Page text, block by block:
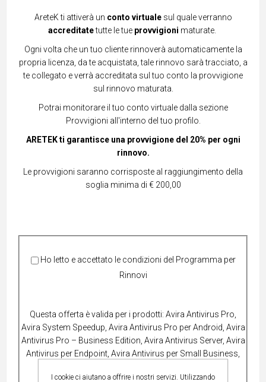
AreteK ti attiverà un conto virtualesul quale verranno
accreditatetutte le tue provvigioni maturate.
Ogni volta che un tuo cliente rinnoverà automaticamente la
propria licenza, da te acquistata, tale rinnovo sarà tracciato, a
te collegato e verrà accreditata sul tuo conto la provvigione
sul rinnovo maturata.
Potrai monitorare il tuo conto virtuale dalla sezione
Provvigioni all'interno del tuo profilo.
ARETEK ti garantisce una provvigione del 20% per ogni
rinnovo.
Le provvigioni saranno corrisposte al raggiungimento della
soglia minima di € 200,00
Ho letto e accettato le condizioni del Programma per
Rinnovi
Questa offerta è valida per i prodotti: Avira Antivirus Pro,
Avira System Speedup, Avira Antivirus Pro per Android, Avira
Antivirus Pro – Business Edition, Avira Antivirus Server, Avira
Antivirus per Endpoint, Avira Antivirus per Small Business,
I cookie ci aiutano a offrire i nostri servizi. Utilizzando